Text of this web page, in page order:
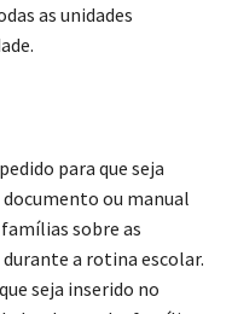
as unidades
para que seja
documento ou manual
sobre as
a rotina escolar.
seja inserido no